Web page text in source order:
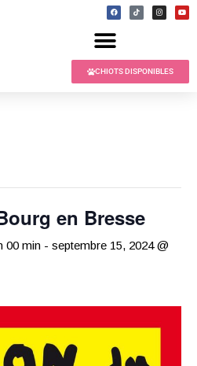
CHIOTS DISPONIBLES
en Bresse
00 min - septembre 15, 2024 @